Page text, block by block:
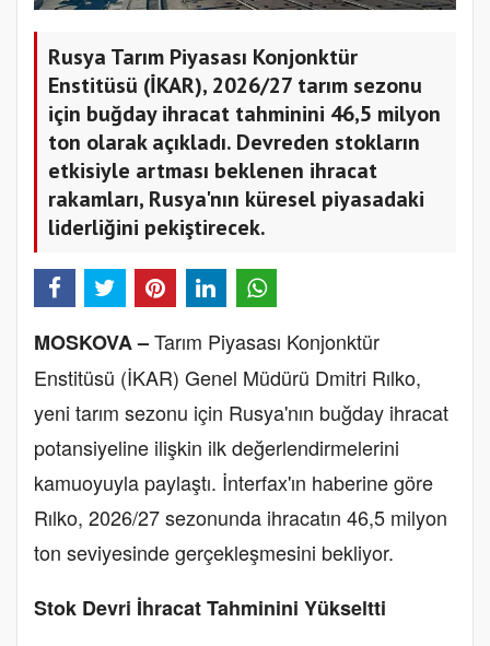
Rusya Tarım Piyasası Konjonktür
Enstitüsü (İKAR), 2026/27 tarım sezonu
için buğday ihracat tahminini 46,5 milyon
ton olarak açıkladı. Devreden stokların
etkisiyle artması beklenen ihracat
rakamları, Rusya'nın küresel piyasadaki
liderliğini pekiştirecek.
MOSKOVA –Tarım Piyasası Konjonktür
Enstitüsü (İKAR) Genel Müdürü Dmitri Rılko,
yeni tarım sezonu için Rusya'nın buğday ihracat
potansiyeline ilişkin ilk değerlendirmelerini
kamuoyuyla paylaştı. İnterfax'ın haberine göre
Rılko, 2026/27 sezonunda ihracatın 46,5 milyon
ton seviyesinde gerçekleşmesini bekliyor.
Stok Devri İhracat Tahminini Yükseltti